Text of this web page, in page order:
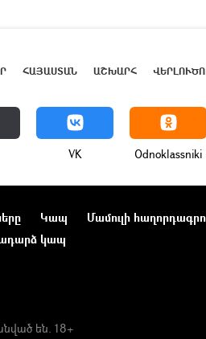
ՀԱՅԱՍՏԱՆ ԱՇԽԱՐՀ
VK Odnoklassniki
Կապ Մամուլի
կապ
են. 18+